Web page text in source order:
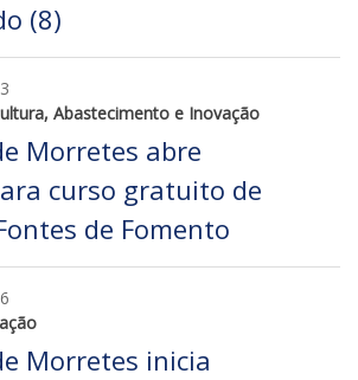
(8)
Abastecimento e Inovação
Morretes abre
curso gratuito de
de Fomento
Morretes inicia